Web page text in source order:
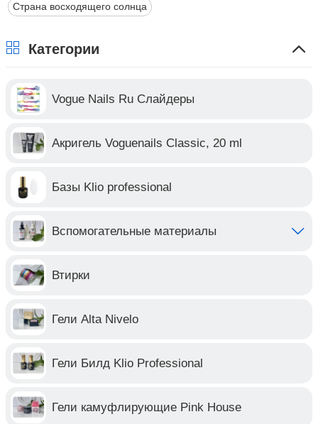
Страна восходящего солнца
Категории
Vogue Nails Ru Слайдеры
Акригель Voguenails Classic, 20 ml
Базы Klio professional
Вспомогательные материалы
Втирки
Гели Alta Nivelo
Гели Билд Klio Professional
Гели камуфлирующие Pink House